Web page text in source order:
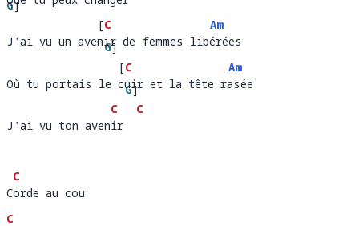
Que tu p
G]
x changer
J'ai vu un ave
[C
ir de femmes l
G]
ér
Am
ée
J'ai vu un avenir de femmes libérées
Où tu portais le
[C
uir et la t
G]
êt
e ras
Am
ée
Où tu portais le cuir et la tête rasée
J'ai vu ton aven
C
ir
C
J'ai vu ton avenir
C
C
orde au cou
Corde au cou
C